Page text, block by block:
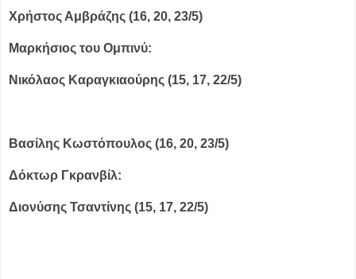
Χρήστος Αμβράζης (16, 20, 23/5)
Μαρκήσιος του Ομπινύ:
Νικόλαος Καραγκιαούρης (15, 17, 22/5)
Βασίλης Κωστόπουλος (16, 20, 23/5)
Δόκτωρ Γκρανβίλ:
Διονύσης Τσαντίνης (15, 17, 22/5)